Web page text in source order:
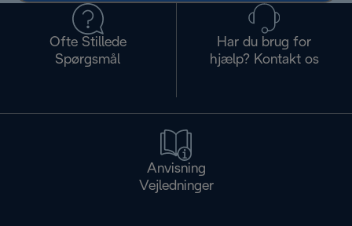
Ofte Stillede
Spørgsmål
Har du brug for
hjælp? Kontakt os
Anvisning
Vejledninger